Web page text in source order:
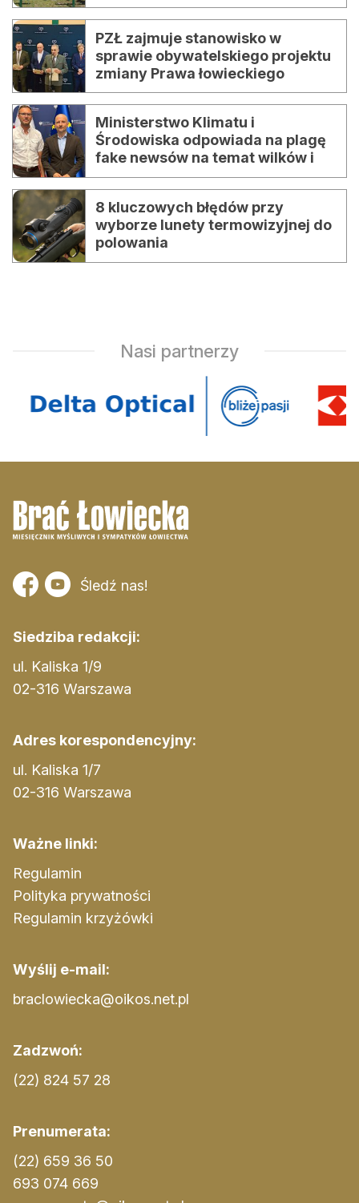
PZŁ zajmuje stanowisko w
sprawie obywatelskiego projektu
zmiany Prawa łowieckiego
Ministerstwo Klimatu i
Środowiska odpowiada na plagę
fake newsów na temat wilków i
niedźwiedzi
8 kluczowych błędów przy
wyborze lunety termowizyjnej do
polowania
Artykuł sponsorowany
Nasi partnerzy
Śledź nas!
Siedziba redakcji:
ul. Kaliska 1/9
02-316 Warszawa
Adres korespondencyjny:
ul. Kaliska 1/7
02-316 Warszawa
Ważne linki:
Regulamin
Polityka prywatności
Regulamin krzyżówki
Wyślij e-mail:
braclowiecka@oikos.net.pl
Zadzwoń:
(22) 824 57 28
Prenumerata:
(22) 659 36 50
693 074 669